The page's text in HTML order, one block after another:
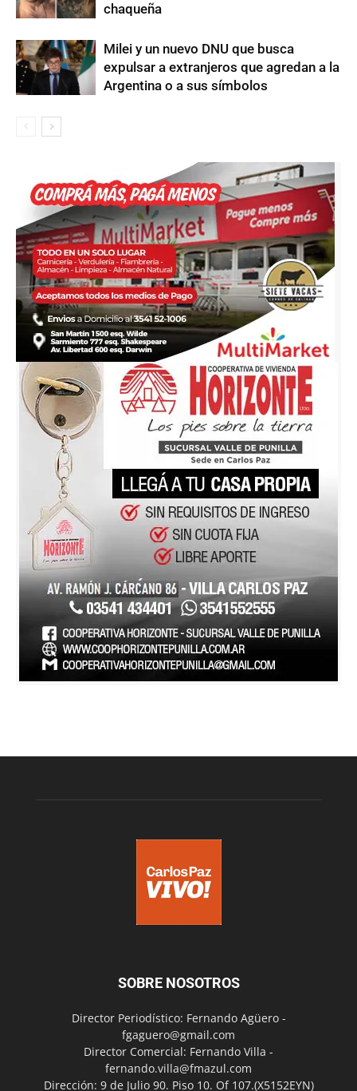
chaqueña
Milei y un nuevo DNU que busca
expulsar a extranjeros que agredan a la
Argentina o a sus símbolos
SOBRE NOSOTROS
Director Periodístico: Fernando Agüero -
fgaguero@gmail.com
Director Comercial: Fernando Villa -
fernando.villa@fmazul.com
Dirección: 9 de Julio 90. Piso 10. Of 107.(X5152EYN)